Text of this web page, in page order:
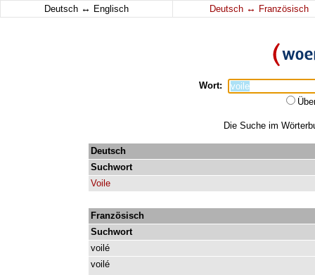
Deutsch ↔ Englisch Deutsch ↔ Französisch
Wort:
Die Suche im
Deutsch
Suchwort
Voile
Französisch
Suchwort
voilé
voilé